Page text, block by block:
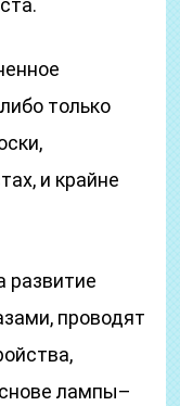
только
и крайне
развитие
проводят
лампы–